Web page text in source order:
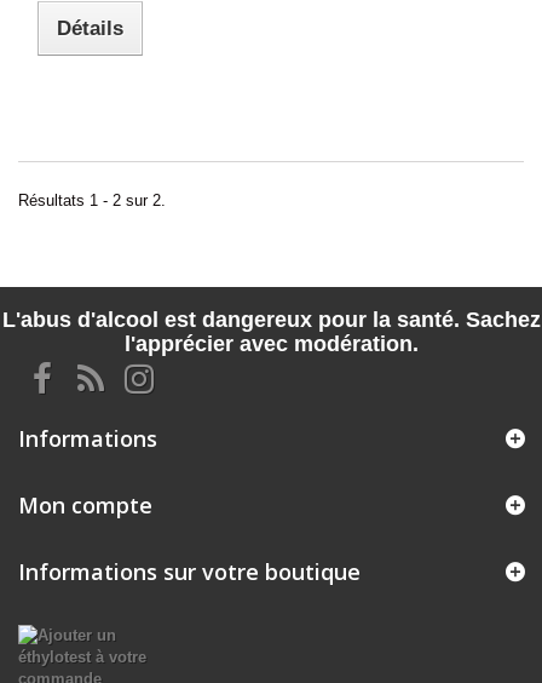
Détails
Résultats 1 - 2 sur 2.
L'abus d'alcool est dangereux pour la santé. Sachez
l'apprécier avec modération.
Informations
Mon compte
Informations sur votre boutique